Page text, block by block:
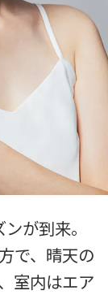
が到来。
で、晴天の
室内はエア